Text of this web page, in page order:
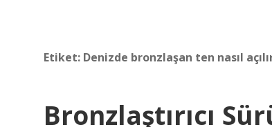
Etiket: Denizde bronzlaşan ten nasıl
Bronzlaştırıcı